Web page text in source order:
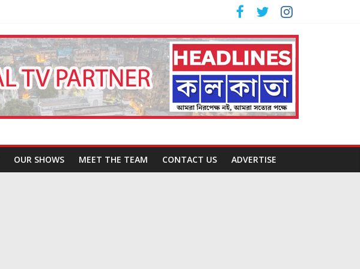
OUR SHOWS MEET THE TEAM CONTACT US ADVERTISE